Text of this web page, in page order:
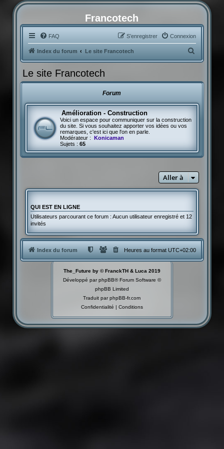
Francotech
FAQ Connexion
S’enregistrer
Index du forum Le site Francotech
e
r
Le site Francotech
Forum
Amélioration - Construction
Voici un espace pour communiquer sur la construction
du site. Si vous souhaitez apporter vos idées ou vos
remarques, c'est ici que l'on en parle.
Modérateur :
Konicaman
Sujets : 65
Aller à
QUI EST EN LIGNE
Utilisateurs parcourant ce forum : Aucun utilisateur enregistré et 12
invités
Index du forum Heures au formatUTC+02:00
The_Future by © FranckTH & Luca 2019
Développé parphpBB® Forum Software ©
phpBB Limited
Traduit parphpBB-fr.com
Confidentialité | Conditions